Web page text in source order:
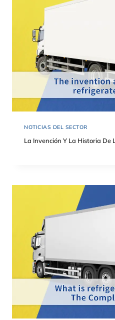
NOTICIAS DEL SECTOR
La Invención Y La Historia De